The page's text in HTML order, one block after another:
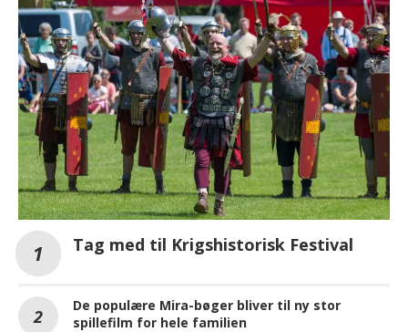
Tag med til Krigshistorisk Festival
De populære Mira-bøger bliver til ny stor
spillefilm for hele familien